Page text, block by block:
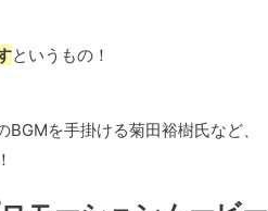
というもの！
を手掛ける菊田裕樹氏など、